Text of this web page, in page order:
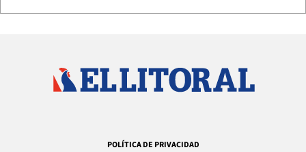
POLÍTICA DE PRIVACIDAD